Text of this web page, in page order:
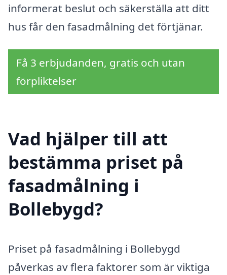
informerat beslut och säkerställa att ditt
hus får den fasadmålning det förtjänar.
Få 3 erbjudanden, gratis och utan
förpliktelser
Vad hjälper till att
bestämma priset på
fasadmålning i
Bollebygd?
Priset på fasadmålning i Bollebygd
påverkas av flera faktorer som är viktiga